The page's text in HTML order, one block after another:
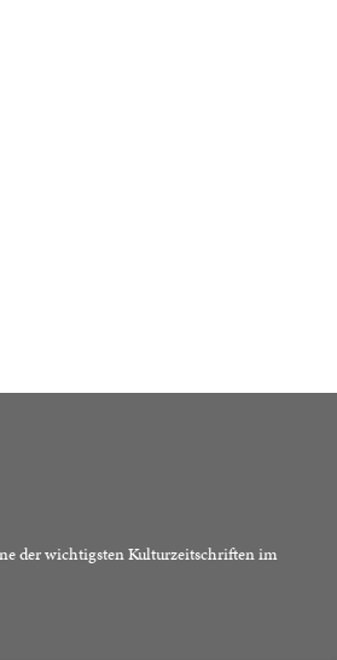
der wichtigsten Kulturzeitschriften im